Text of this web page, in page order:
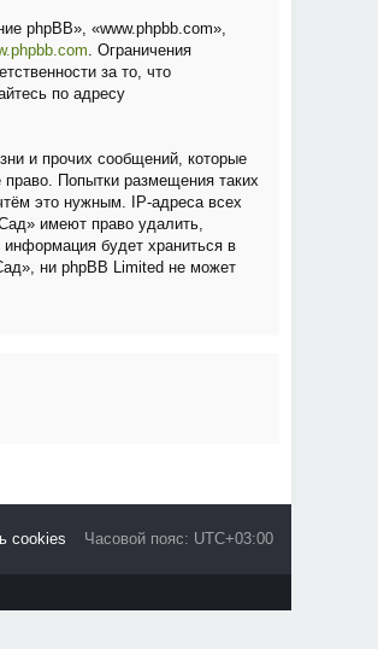
phpBB», «www.phpbb.com»,
. Ограничения
за то, что
по адресу
и прочих сообщений, которые
Попытки размещения таких
это нужным. IP-адреса всех
имеют право удалить,
будет храниться в
ни phpBB Limited не может
Часовой пояс: UTC+03:00
cookies